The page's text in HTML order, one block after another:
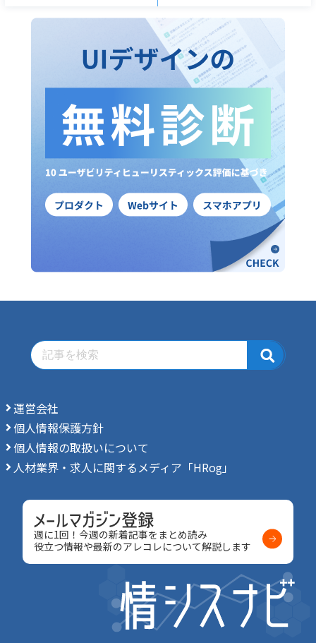
運営会社
個人情報保護方針
個人情報の取扱いについて
人材業界・求人に関するメディア「HRog」
週に1回！今週の新着記事をまとめ読み
役立つ情報や最新のアレコレについて解説します